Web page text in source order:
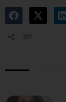
317